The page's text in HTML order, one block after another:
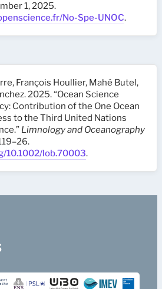
1, 2025.
No-Spe-UNOC.
François Houllier, Mahé Butel,
2025. “Ocean Science
Contribution of the One Ocean
to the Third United Nations
Limnology and Oceanography
10.1002/lob.70003.